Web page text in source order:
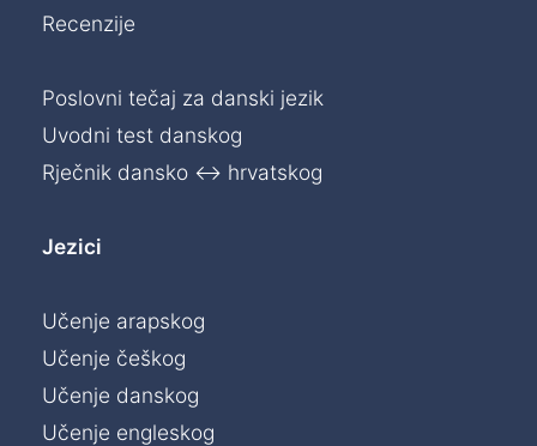
Recenzije
Poslovni tečaj za danski jezik
Uvodni test danskog
Rječnik dansko ↔ hrvatskog
Jezici
Učenje arapskog
Učenje češkog
Učenje danskog
Učenje engleskog